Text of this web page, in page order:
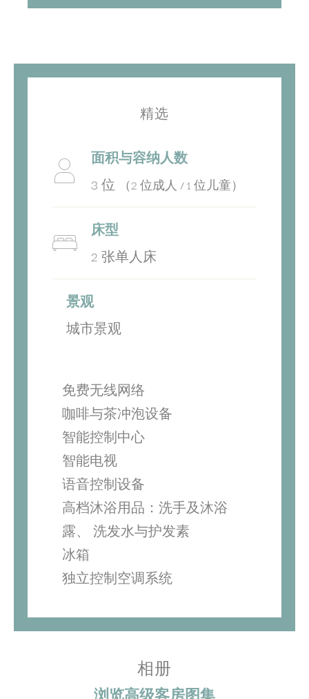
精选
面积与容纳人数
3 位
（2 位成人 / 1 位儿童）
床型
2 张单人床
景观
城市景观
免费无线网络
咖啡与茶冲泡设备
智能控制中心
智能电视
语音控制设备
高档沐浴用品： 洗手及沐浴
露、 洗发水与护发素
冰箱
独立控制空调系统
相册
浏览高级客房图集